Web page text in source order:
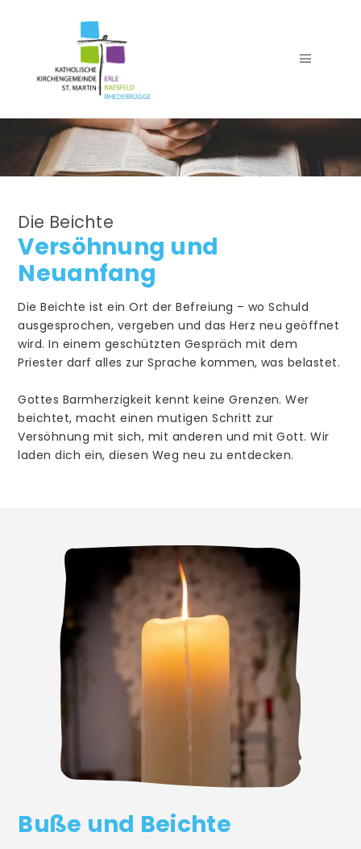
Team Pfarrbüro
Verwaltung
Team Kirchenmusik
Trauer- und Begräbnisdienst
Prävention
Stellenangebote
Beichte
Erstkommunion
Firmung
Hauskommunion
Die Beichte
Versöhnung und
Neuanfang
Die Beichte ist ein Ort der Befreiung – wo Schuld
ausgesprochen, vergeben und das Herz neu geöffnet
wird. In einem geschützten Gespräch mit dem
Priester darf alles zur Sprache kommen, was belastet.
Gottes Barmherzigkeit kennt keine Grenzen. Wer
beichtet, macht einen mutigen Schritt zur
Versöhnung mit sich, mit anderen und mit Gott. Wir
laden dich ein, diesen Weg neu zu entdecken.
Buße und Beichte